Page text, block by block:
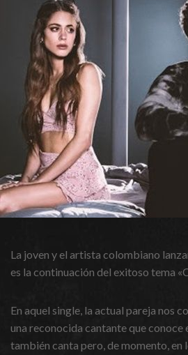
La joven y el artista colombiano
es la continuación del exitoso tema
En aquel single, la actual pareja nos
una reconocida cantante que conoce
también canta pero, de momento, en